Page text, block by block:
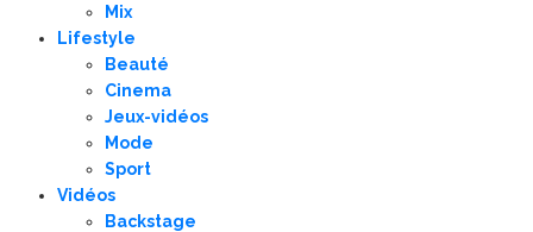
Mix
Lifestyle
Beauté
Cinema
Jeux-vidéos
Mode
Sport
Vidéos
Backstage